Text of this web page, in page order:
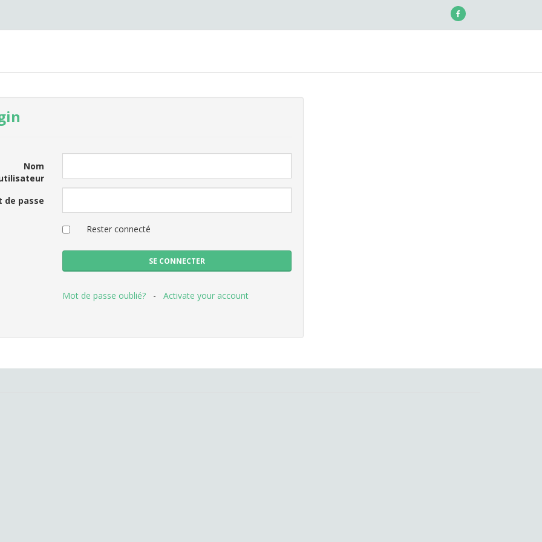
Nom
de passe
Rester connecté
SE CONNECTER
Mot de passe oublié?- Activate your account